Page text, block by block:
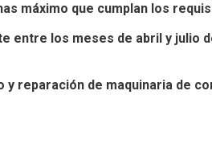
máximo que cumplan los
entre los meses de abril y julio
y reparación de maquinaria de